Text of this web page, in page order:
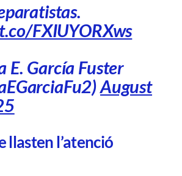
FXIUYORXws
E. García Fuster
August
llasten l’atenció